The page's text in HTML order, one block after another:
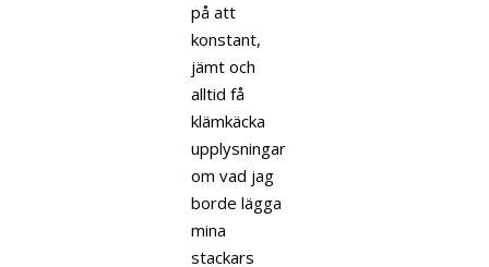
på att
konstant,
jämt och
alltid få
klämkäcka
upplysningar
om vad jag
borde lägga
mina
stackars